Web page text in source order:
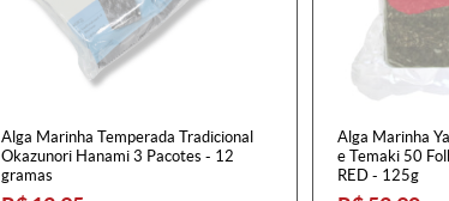
Alga Marinha Temperada Tradicional
Okazunori Hanami 3 Pacotes - 12
gramas
Alga Marinha
e Temaki 50
RED - 125g